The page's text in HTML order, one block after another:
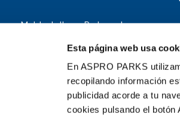
Esta página web usa
En ASPRO PARKS
recopilando información
publicidad acorde a tu
cookies pulsando el botón
Meldestelle Parkregeln